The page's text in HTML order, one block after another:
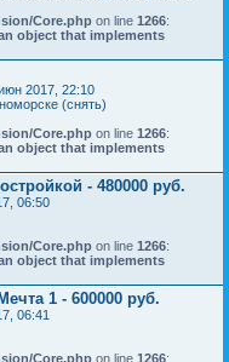
Core.php on line 1266:
object that implements
2017, 22:10
(снять)
Core.php on line 1266:
object that implements
- 480000 руб.
06:50
Core.php on line 1266:
object that implements
1 - 600000 руб.
06:41
Core.php on line 1266: